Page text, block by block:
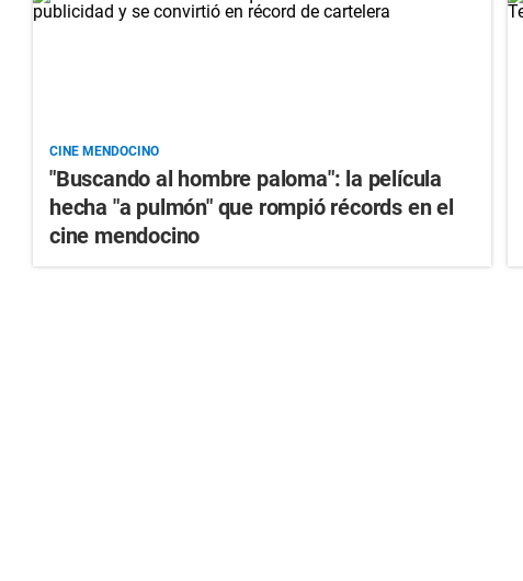
CINE MENDOCINO
"Buscando al hombre paloma": la película
hecha "a pulmón" que rompió récords en el
cine mendocino